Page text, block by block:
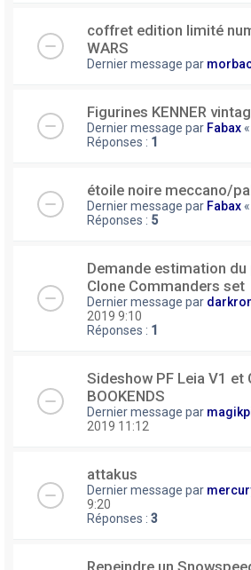
coffret edition limité
WARS
Dernier message par
Figurines KENNER
Dernier message par Fabax «
Réponses : 1
étoile noire meccano/
Dernier message par Fabax «
Réponses : 5
Demande estimation du
Clone Commanders set
Dernier message par
2019 9:10
Réponses : 1
Sideshow PF Leia V1 et
BOOKENDS
Dernier message par
2019 11:12
attakus
Dernier message par
9:20
Réponses : 3